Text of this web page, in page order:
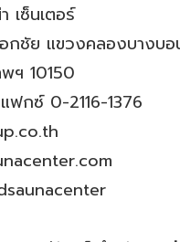
เซ็นเตอร์
กชัย แขวงคลองบางบอ
ฯ 10150
ฟกซ์ 0-2116-1376